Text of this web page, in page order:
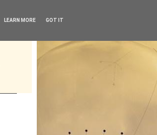
LEARN MORE GOT IT